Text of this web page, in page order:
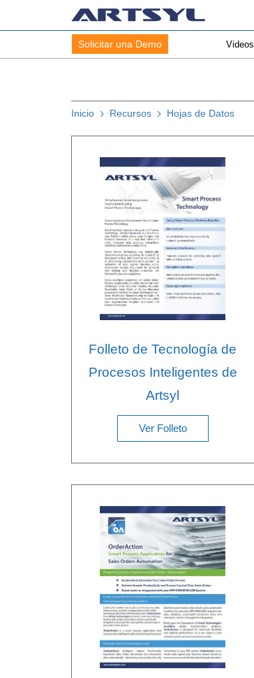
Solicitar una Demo Videos
Inicio Recursos Hojas de Datos
Folleto de Tecnología de
Procesos Inteligentes de
Artsyl
Ver Folleto